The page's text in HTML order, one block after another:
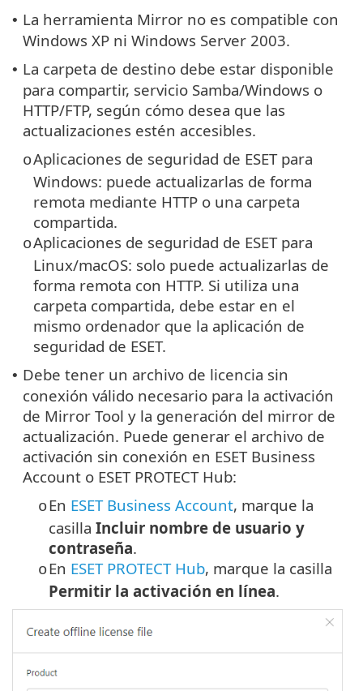
• La herramienta Mirror no es compatible con
Windows XP ni Windows Server 2003.
• La carpeta de destino debe estar disponible
para compartir, servicio Samba/Windows o
HTTP/FTP, según cómo desea que las
actualizaciones estén accesibles.
oAplicaciones de seguridad de ESET para
Windows: puede actualizarlas de forma
remota mediante HTTP o una carpeta
compartida.
oAplicaciones de seguridad de ESET para
Linux/macOS: solo puede actualizarlas de
forma remota con HTTP. Si utiliza una
carpeta compartida, debe estar en el
mismo ordenador que la aplicación de
seguridad de ESET.
• Debe tener un archivo de licencia sin
conexión válido necesario para la activación
de Mirror Tool y la generación del mirror de
actualización. Puede generar el archivo de
activación sin conexión en ESET Business
Account o ESET PROTECT Hub:
oEn ESET Business Account, marque la
casilla Incluir nombre de usuario y
contraseña.
oEn ESET PROTECT Hub, marque la casilla
Permitir la activación en línea.